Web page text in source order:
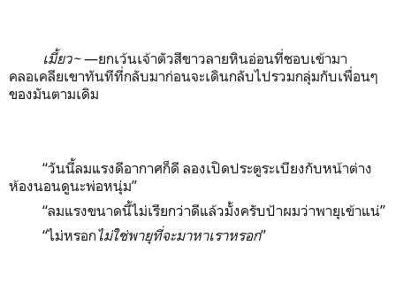
เมี้ยว~—ยกเว้นเจ้าตัวสีขาวลายหินอ่อนที่ชอบเข้ามา
คลอเคลียเขาทันทีที่กลับมาก่อนจะเดินกลับไปรวมกลุ่มกับเพื่อนๆ
ของมันตามเดิม
“วันนี้ลมแรงดีอากาศก็ดี ลองเปิดประตูระเบียงกับหน้าต่าง
ห้องนอนดูนะพ่อหนุ่ม”
“ลมแรงขนาดนี้ไม่เรียกว่าดีแล้วมั้งครับป้าผมว่าพายุเข้าแน่”
“ไม่หรอกไม่ใช่พายุที่จะมาหาเราหรอก”